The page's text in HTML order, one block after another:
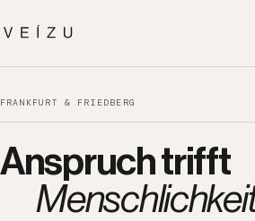
FRANKFURT & FRIEDBERG
Anspruch trifft